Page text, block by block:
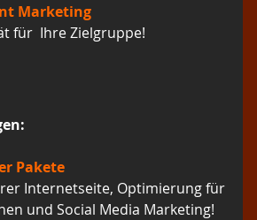
Marketing
für Ihre Zielgruppe!
Pakete
Internetseite, Optimierung für
und Social Media Marketing!